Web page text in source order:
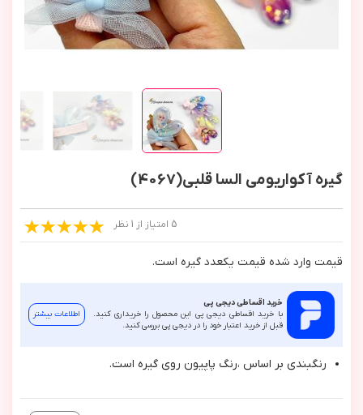
گیره آکواریومی السا قلبی(4067)
5 امتیاز از 1 نظر
قيمت وارد شده قيمت يكعدد گيره است.
خرید اقساطی دیجی پی
با خرید اقساطی دیجی پی این محصول را خریداری کنید.
قبل از خرید اعتبار خود را در دیجی پی بررسی کنید.
اطلاعات بیشتر
رنگبندي بر اساس ،رنگ پاپيون روي گيره است.